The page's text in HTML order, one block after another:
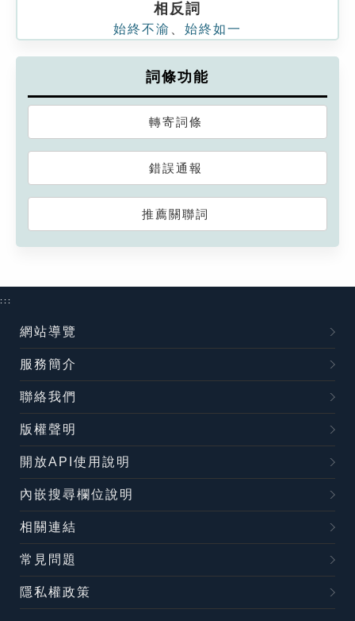
相反詞
始終不渝 始終如一
詞條功能
轉寄詞條
錯誤通報
推薦關聯詞
:::
網站導覽
服務簡介
聯絡我們
版權聲明
開放API使用說明
內嵌搜尋欄位說明
相關連結
常見問題
隱私權政策